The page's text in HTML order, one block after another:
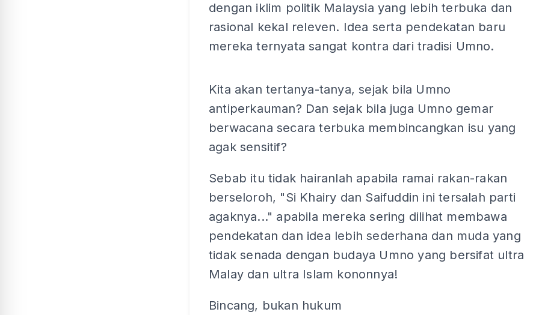
dengan iklim politik Malaysia yang lebih terbuka dan
rasional kekal releven. Idea serta pendekatan baru
mereka ternyata sangat kontra dari tradisi Umno.
Kita akan tertanya-tanya, sejak bila Umno
antiperkauman? Dan sejak bila juga Umno gemar
berwacana secara terbuka membincangkan isu yang
agak sensitif?
Sebab itu tidak hairanlah apabila ramai rakan-rakan
berseloroh, "Si Khairy dan Saifuddin ini tersalah parti
agaknya..." apabila mereka sering dilihat membawa
pendekatan dan idea lebih sederhana dan muda yang
tidak senada dengan budaya Umno yang bersifat ultra
Malay dan ultra Islam kononnya!
Bincang, bukan hukum